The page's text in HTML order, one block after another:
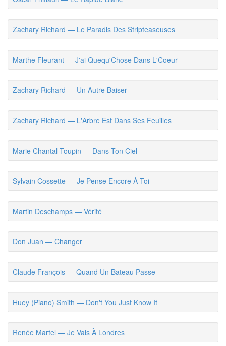
Zachary Richard — Le Paradis Des Stripteaseuses
Marthe Fleurant — J'ai Quequ'Chose Dans L'Coeur
Zachary Richard — Un Autre Baiser
Zachary Richard — L'Arbre Est Dans Ses Feuilles
Marie Chantal Toupin — Dans Ton Ciel
Sylvain Cossette — Je Pense Encore À Toi
Martin Deschamps — Vérité
Don Juan — Changer
Claude François — Quand Un Bateau Passe
Huey (Piano) Smith — Don't You Just Know It
Renée Martel — Je Vais À Londres